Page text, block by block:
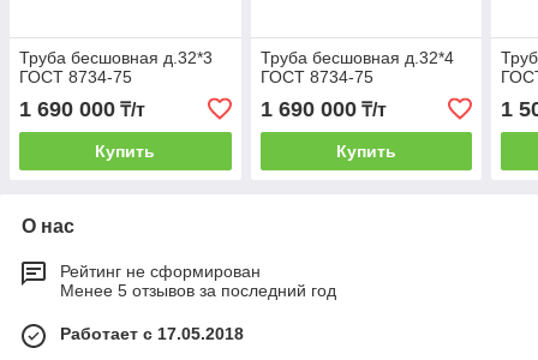
Труба бесшовная д.32*3
ГОСТ 8734-75
1 690 000 ₸/т
Купить
Труба бесшовная д.32*4
ГОСТ 8734-75
1 690 000₸/т
Купить
1
О нас
Рейтинг не сформирован
Менее 5 отзывов за последний год
Работает с 17.05.2018